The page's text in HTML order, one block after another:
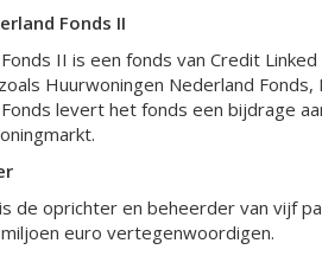
Fonds II
II is een fonds van Credit
Huurwoningen Nederland Fonds,
levert het fonds een bijdrage
de oprichter en beheerder van vijf
euro vertegenwoordigen.